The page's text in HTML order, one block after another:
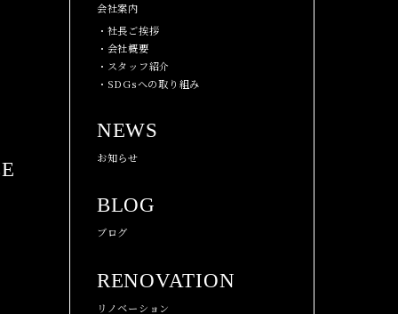
会社案内
・社長ご挨拶
・会社概要
・スタッフ紹介
・SDGsへの取り組み
NEWS
お知らせ
BLOG
ブログ
RENOVATION
リノベーション